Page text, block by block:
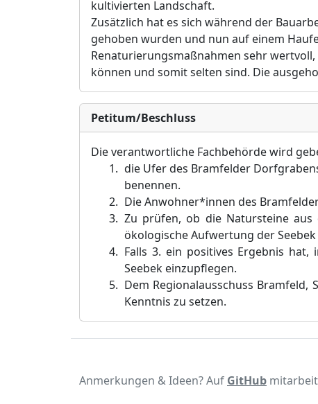
kultivierten Landschaft.
Zusätzlich hat es sich während der
gehoben wurden und nun auf einem
Renaturierungsmaßnahmen sehr
können und somit selten sind. Die
Petitum/Beschluss
Die verantwortliche Fachbehörde wird
die Ufer des Bramfelder
benennen.
Die Anwohner*innen des
Zu prüfen, ob die Natursteine
ökologische Aufwertung der
Falls 3. ein positives Ergebnis
Seebek einzupflegen.
Dem Regionalausschuss Bramfeld,
Kenntnis zu setzen.
Anmerkungen & Ideen? Auf GitHub